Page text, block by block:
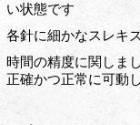
い状態です
各針に細かなスレキ
時間の精度に関しま
正確かつ正常に可動